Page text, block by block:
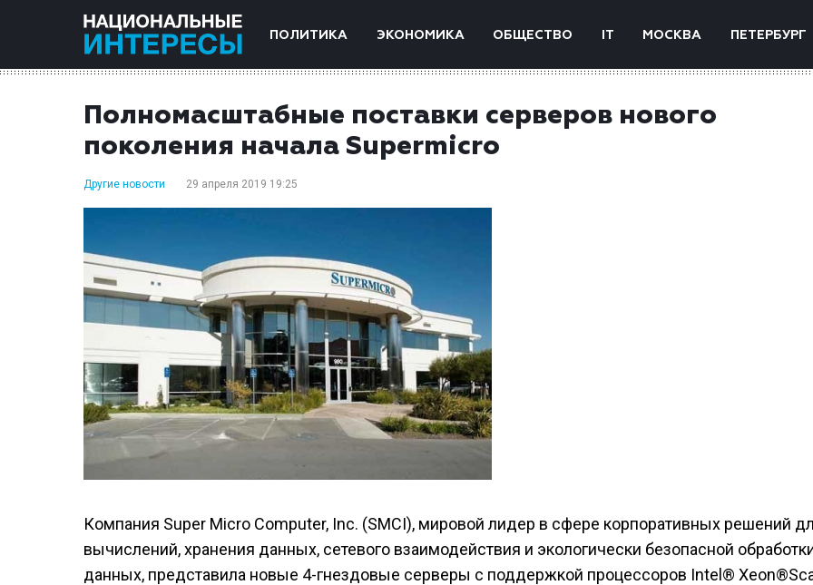
ПОЛИТИКА ЭКОНОМИКА ОБЩЕСТВО IT МОСКВА ПЕТЕРБУРГ
Полномасштабные поставки серверов нового
поколения начала Supermicro
Другие новости 29 апреля 2019 19:25
Компания Super Micro Computer, Inc. (SMCI), мировой лидер в сфере корпоративных решений
вычислений, хранения данных, сетевого взаимодействия и экологически безопасной
данных, представила новые 4-гнездовые серверы с поддержкой процессоров Intel®